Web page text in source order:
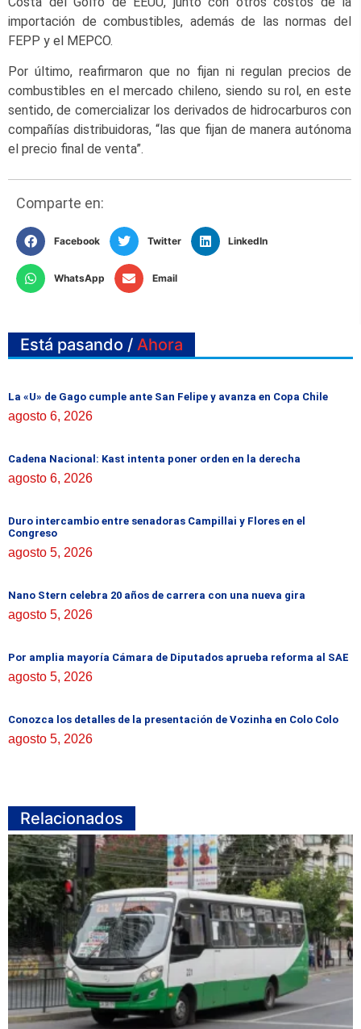
importación de combustibles, además de las normas del
FEPP y el MEPCO.
Por último, reafirmaron que no fijan ni regulan precios de
combustibles en el mercado chileno, siendo su rol, en este
sentido, de comercializar los derivados de hidrocarburos con
compañías distribuidoras, “las que fijan de manera autónoma
el precio final de venta”.
Comparte en:
Facebook Twitter LinkedIn
WhatsApp Email
Está pasando / Ahora
La «U» de Gago cumple ante San Felipe y avanza en Copa Chile
agosto 6, 2026
Cadena Nacional: Kast intenta poner orden en la derecha
agosto 6, 2026
Duro intercambio entre senadoras Campillai y Flores en el
Congreso
agosto 5, 2026
Nano Stern celebra 20 años de carrera con una nueva gira
agosto 5, 2026
Por amplia mayoría Cámara de Diputados aprueba reforma al SAE
agosto 5, 2026
Conozca los detalles de la presentación de Vozinha en Colo Colo
agosto 5, 2026
Relacionados